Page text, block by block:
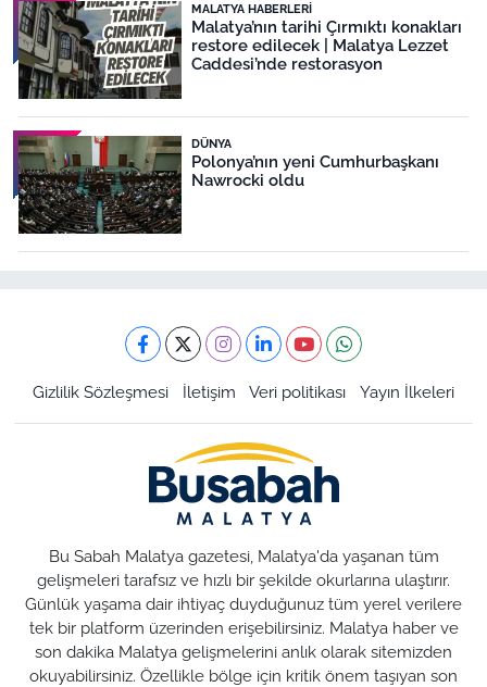
MALATYA HABERLERI
Malatya’nın tarihi Çırmıktı konakları
restore edilecek | Malatya Lezzet
Caddesi’nde restorasyon
DÜNYA
Polonya’nın yeni Cumhurbaşkanı
Nawrocki oldu
Gizlilik Sözleşmesi İletişim Veri politikası Yayın İlkeleri
Bu Sabah Malatya gazetesi, Malatya'da yaşanan tüm
gelişmeleri tarafsız ve hızlı bir şekilde okurlarına ulaştırır.
Günlük yaşama dair ihtiyaç duyduğunuz tüm yerel verilere
tek bir platform üzerinden erişebilirsiniz. Malatya haber ve
son dakika Malatya gelişmelerini anlık olarak sitemizden
okuyabilirsiniz. Özellikle bölge için kritik önem taşıyan son